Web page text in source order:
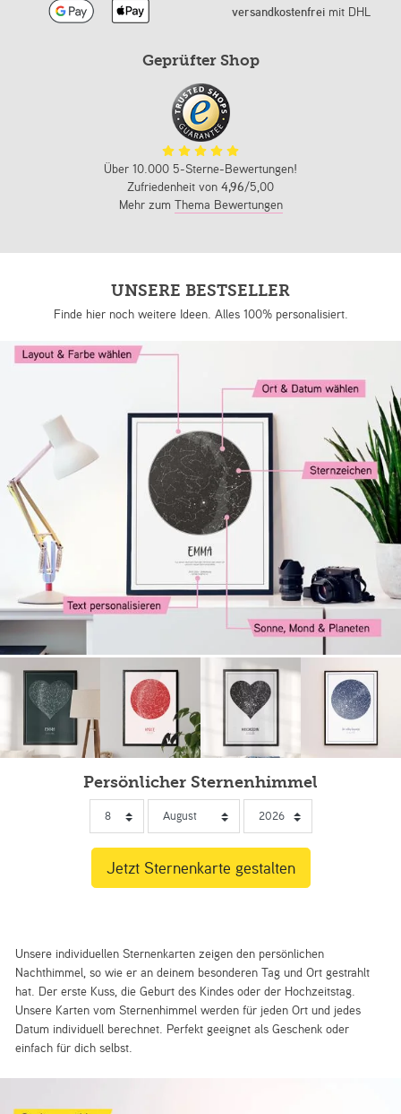
versandkostenfreimit DHL
Geprüfter Shop
Über 10.000 5-Sterne-Bewertungen!
Zufriedenheit von 4,96/5,00
Mehr zum Thema Bewertungen
UNSERE BESTSELLER
Finde hier noch weitere Ideen. Alles 100% personalisiert.
Persönlicher Sternenhimmel
Unsere individuellen Sternenkarten zeigen den persönlichen
Nachthimmel, so wie er an deinem besonderen Tag und Ort gestrahlt
hat. Der erste Kuss, die Geburt des Kindes oder der Hochzeitstag.
Unsere Karten vom Sternenhimmel werden für jeden Ort und jedes
Datum individuell berechnet. Perfekt geeignet als Geschenk oder
einfach für dich selbst.